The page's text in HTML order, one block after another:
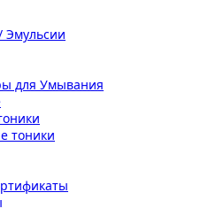
Эмульсии
для Умывания
тоники